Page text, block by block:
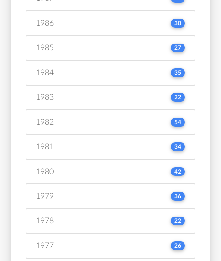
1986 30
1985 27
1984 35
1983 22
1982 54
1981 34
1980 42
1979 36
1978 22
1977 26